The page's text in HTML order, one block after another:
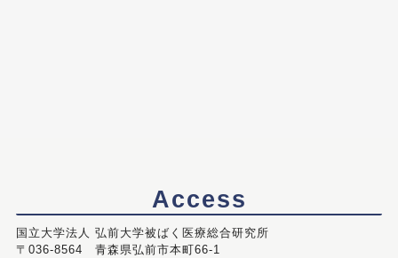
Access
国立大学法人 弘前大学被ばく医療総合研究所
〒036-8564 青森県弘前市本町66-1